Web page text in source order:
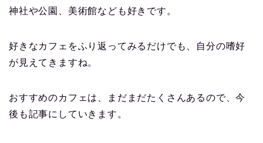
神社や公園、美術館なども好きです。
好きなカフェをふり返ってみるだけでも、自分の嗜好
が見えてきますね。
おすすめのカフェは、まだまだたくさんあるので、今
後も記事にしていきます。